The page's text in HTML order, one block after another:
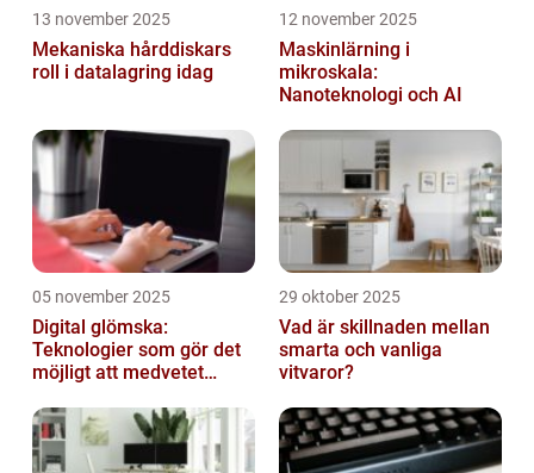
13 november 2025
Mekaniska hårddiskars
roll i datalagring idag
12 november 2025
Maskinlärning i
mikroskala:
Nanoteknologi och AI
05 november 2025
Digital glömska:
Teknologier som gör det
möjligt att medvetet
29 oktober 2025
Vad är skillnaden mellan
smarta och vanliga
vitvaror?